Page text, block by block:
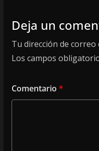
Deja un
Tu dirección de
Los campos
Comentario *